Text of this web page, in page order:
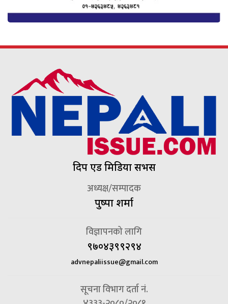
दिप एड मिडिया सर्भिस
अध्यक्ष/सम्पादक
पुष्पा शर्मा
विज्ञापनको लागि
९७०४३९९२९४
advnepaliissue@gmail.com
सूचना विभाग दर्ता नं.